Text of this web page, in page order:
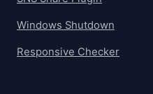
Windows Shutdown
Responsive Checker